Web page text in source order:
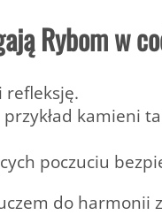
Rybom w
refleksję.
kamieni
poczuciu
do harmonii